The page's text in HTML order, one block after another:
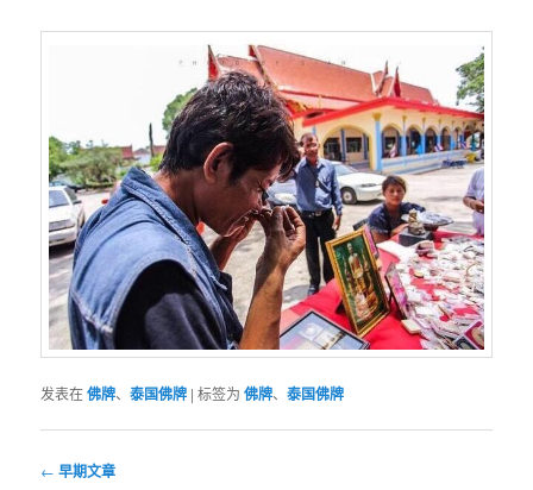
发表在佛牌、泰国佛牌 |标签为 佛牌、泰国佛牌
文
← 早期文章